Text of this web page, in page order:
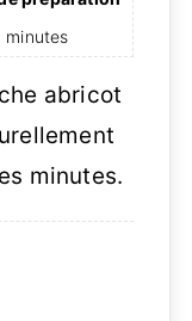
minutes
abricot
minutes.